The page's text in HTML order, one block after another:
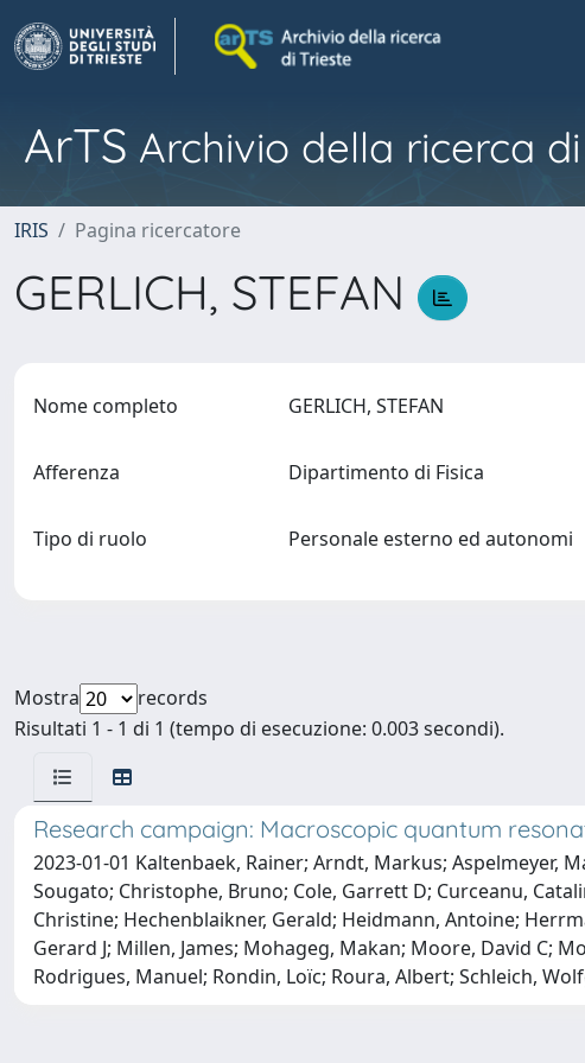
ArTS Archivio della ricerca
IRIS Pagina ricercatore
GERLICH, STEFAN
Nome completo GERLICH, STEFAN
Afferenza Dipartimento di Fisica
Tipo di ruolo Personale esterno ed autonomi
Mostra
records
Risultati 1 - 1 di 1 (tempo di esecuzione: 0.003 secondi).
Research campaign: Macroscopic quantum
2023-01-01 Kaltenbaek, Rainer; Arndt, Markus; Aspelmeyer,
Sougato; Christophe, Bruno; Cole, Garrett D; Curceanu,
Christine; Hechenblaikner, Gerald; Heidmann, Antoine;
Gerard J; Millen, James; Mohageg, Makan; Moore, David C;
Rodrigues, Manuel; Rondin, Loïc; Roura, Albert; Schleich,